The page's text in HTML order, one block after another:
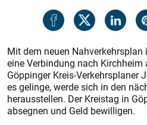
Mit dem neuen Nahverkehrsplan
eine Verbindung nach
Göppinger Kreis-Verkehrsplaner
es gelinge, werde sich in den
herausstellen. Der Kreistag in
absegnen und Geld bewilligen.